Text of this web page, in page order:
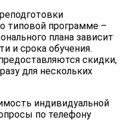
типовой программе –
плана зависит
и срока обучения.
скидки,
для нескольких
индивидуальной
по телефону